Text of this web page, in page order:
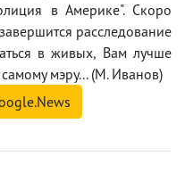
в Америке". Скоро
расследование
в живых, Вам лучше
самому мэру... (М. Иванов)